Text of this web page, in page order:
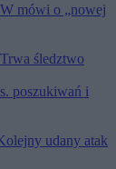
mówi o „nowej
śledztwo
poszukiwań i
udany atak